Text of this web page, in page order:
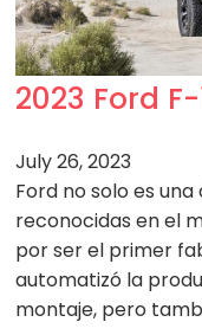
2023 Ford
July 26, 2023
Ford no solo es
reconocidas en el
por ser el primer
automatizó la
montaje, pero